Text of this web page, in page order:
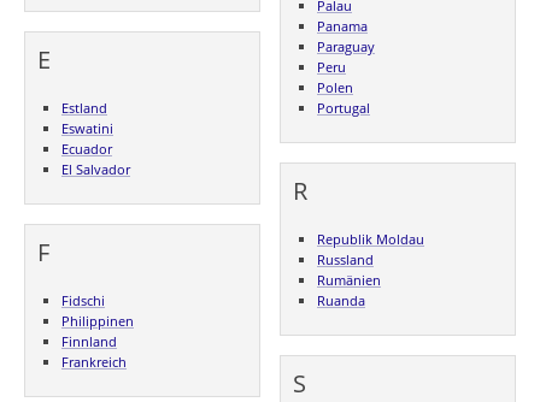
E
Estland
Eswatini
Ecuador
El Salvador
F
Fidschi
Philippinen
Finnland
Frankreich
Palau
Panama
Paraguay
Peru
Polen
Portugal
R
Republik Moldau
Russland
Rumänien
Ruanda
S